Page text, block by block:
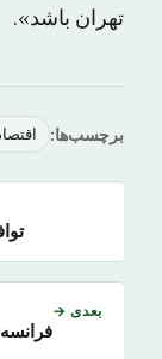
تهران باشد».
برچسب‌ها:
بعدی →